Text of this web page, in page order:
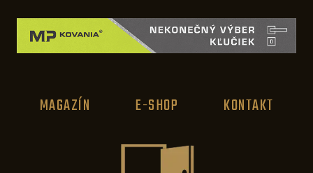
MAGAZÍN E-SHOP KONTAKT